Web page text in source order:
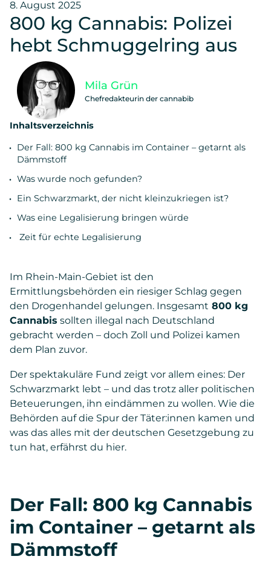
8. August 2025
800 kg Cannabis: Polizei
hebt Schmuggelring aus
Inhaltsverzeichnis
Der Fall: 800 kg Cannabis im Container – getarnt als
Dämmstoff
Was wurde noch gefunden?
Ein Schwarzmarkt, der nicht kleinzukriegen ist?
Was eine Legalisierung bringen würde
Zeit für echte Legalisierung
Mila Grün
Chefredakteurin der cannabib
Im Rhein-Main-Gebiet ist den
Ermittlungsbehörden ein riesiger Schlag gegen
den Drogenhandel gelungen. Insgesamt 800 kg
Cannabis sollten illegal nach Deutschland
gebracht werden – doch Zoll und Polizei kamen
dem Plan zuvor.
Der spektakuläre Fund zeigt vor allem eines: Der
Schwarzmarkt lebt – und das trotz aller politischen
Beteuerungen, ihn eindämmen zu wollen. Wie die
Behörden auf die Spur der Täter:innen kamen und
was das alles mit der deutschen Gesetzgebung zu
tun hat, erfährst du hier.
Der Fall: 800 kg Cannabis
im Container – getarnt als
Dämmstoff